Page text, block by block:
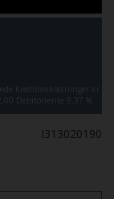
Kreditomkostninger kr.
Debitorrente 9,37 %
I313020190